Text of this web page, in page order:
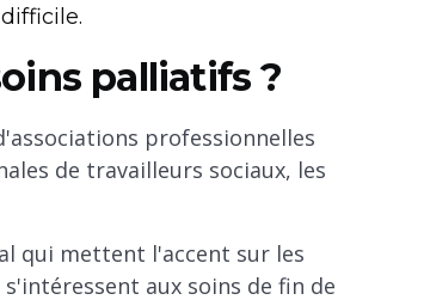
palliatifs ?
professionnelles
de travailleurs sociaux, les
qui mettent l'accent sur les
aux soins de fin de